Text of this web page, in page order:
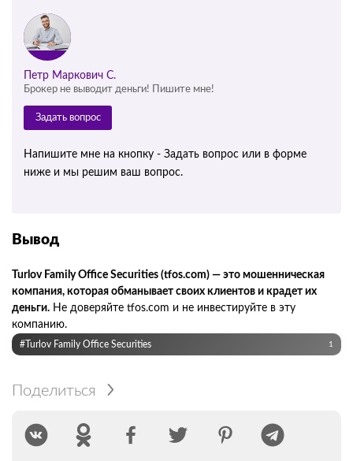
Петр Маркович С.
Брокер не выводит деньги! Пишите мне!
Задать вопрос
Напишите мне на кнопку - Задать вопрос или в форме
ниже и мы решим ваш вопрос.
Вывод
Turlov Family Office Securities (tfos.com) — это мошенническая
компания, которая обманывает своих клиентов и крадет их
деньги. Не доверяйте tfos.com и не инвестируйте в эту
компанию.
#Turlov Family Office Securities 1
Поделиться